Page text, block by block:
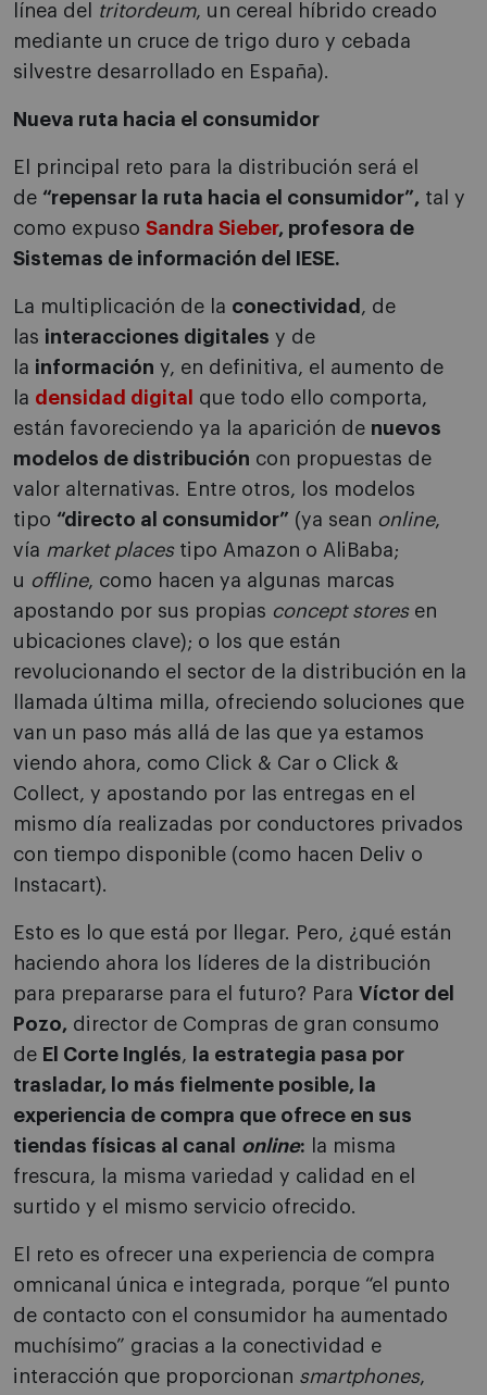
línea del
tritordeum, un cereal híbrido creado
mediante un cruce de trigo duro y cebada
silvestre desarrollado en España).
Nueva ruta hacia el consumidor
El principal reto para la distribución será el
de “repensar la ruta hacia el consumidor”, tal y
como expuso Sandra Sieber, profesora de
Sistemas de información del IESE.
La multiplicación de la conectividad , de
las interacciones digitales y de
la información y, en definitiva, el aumento de
la densidad digital
que todo ello comporta,
están favoreciendo ya la aparición de nuevos
modelos de distribución con propuestas de
valor alternativas. Entre otros, los modelos
tipo “directo al consumidor” (ya sean online,
vía market placestipo Amazon o AliBaba;
u offline, como hacen ya algunas marcas
apostando por sus propias concept storesen
ubicaciones clave); o los que están
revolucionando el sector de la distribución en la
llamada última milla, ofreciendo soluciones que
van un paso más allá de las que ya estamos
viendo ahora, como Click & Car o Click &
Collect, y apostando por las entregas en el
mismo día realizadas por conductores privados
con tiempo disponible (como hacen Deliv o
Instacart).
Esto es lo que está por llegar. Pero, ¿qué están
haciendo ahora los líderes de la distribución
para prepararse para el futuro? Para Víctor del
Pozo, director de Compras de gran consumo
de El Corte Inglés,
la estrategia pasa por
trasladar, lo más fielmente posible, la
experiencia de compra que ofrece en sus
tiendas físicas al canal online: la misma
frescura, la misma variedad y calidad en el
surtido y el mismo servicio ofrecido.
El reto es ofrecer una experiencia de compra
omnicanal única e integrada, porque “el punto
de contacto con el consumidor ha aumentado
muchísimo” gracias a la conectividad e
interacción que proporcionan smartphones,